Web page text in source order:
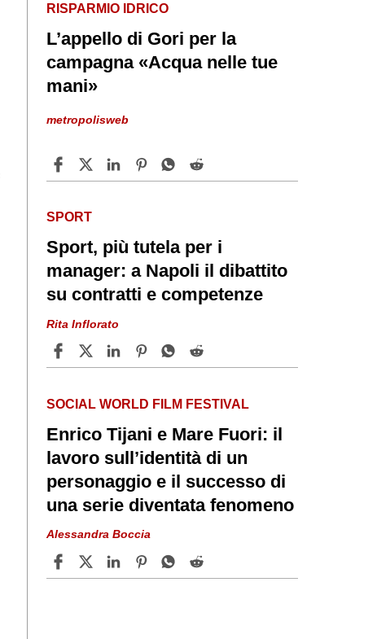
RISPARMIO IDRICO
L’appello di Gori per la
campagna «Acqua nelle tue
mani»
metropolisweb
SPORT
Sport, più tutela per i
manager: a Napoli il dibattito
su contratti e competenze
Rita Inflorato
SOCIAL WORLD FILM FESTIVAL
Enrico Tijani e Mare Fuori: il
lavoro sull’identità di un
personaggio e il successo di
una serie diventata fenomeno
Alessandra Boccia